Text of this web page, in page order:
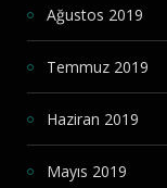
Ağustos 2019
Temmuz 2019
Haziran 2019
Mayıs 2019